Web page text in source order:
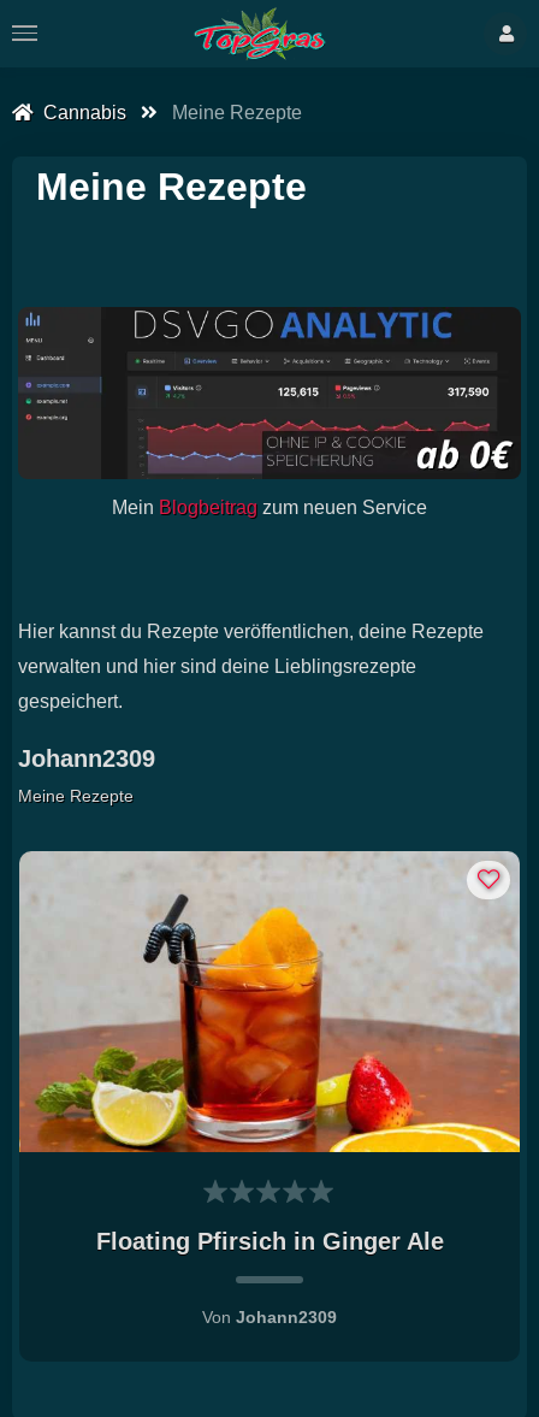
Cannabis Meine Rezepte
Meine Rezepte
Mein Blogbeitrag zum neuen Service
Hier kannst du Rezepte veröffentlichen, deine Rezepte
verwalten und hier sind deine Lieblingsrezepte
gespeichert.
Johann2309
Meine Rezepte
Floating Pfirsich in Ginger Ale
Von Johann2309